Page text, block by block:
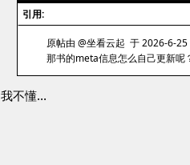
引用:
原帖由 @坐看云起 于 2026-6-
那书的meta信息怎么自己更新呢
我不懂…